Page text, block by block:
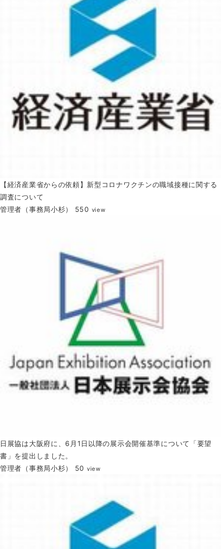
【経済産業省からの依頼】新型コロナワクチンの職域接種に関する
調査について
管理者（事務局小杉）
550 view
日展協は大阪府に、6月1日以降の展示会開催基準について「要望
書」を提出しました。
管理者（事務局小杉）
50 view